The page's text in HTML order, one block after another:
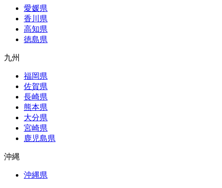
愛媛県
香川県
高知県
徳島県
九州
福岡県
佐賀県
長崎県
熊本県
大分県
宮崎県
鹿児島県
沖縄
沖縄県